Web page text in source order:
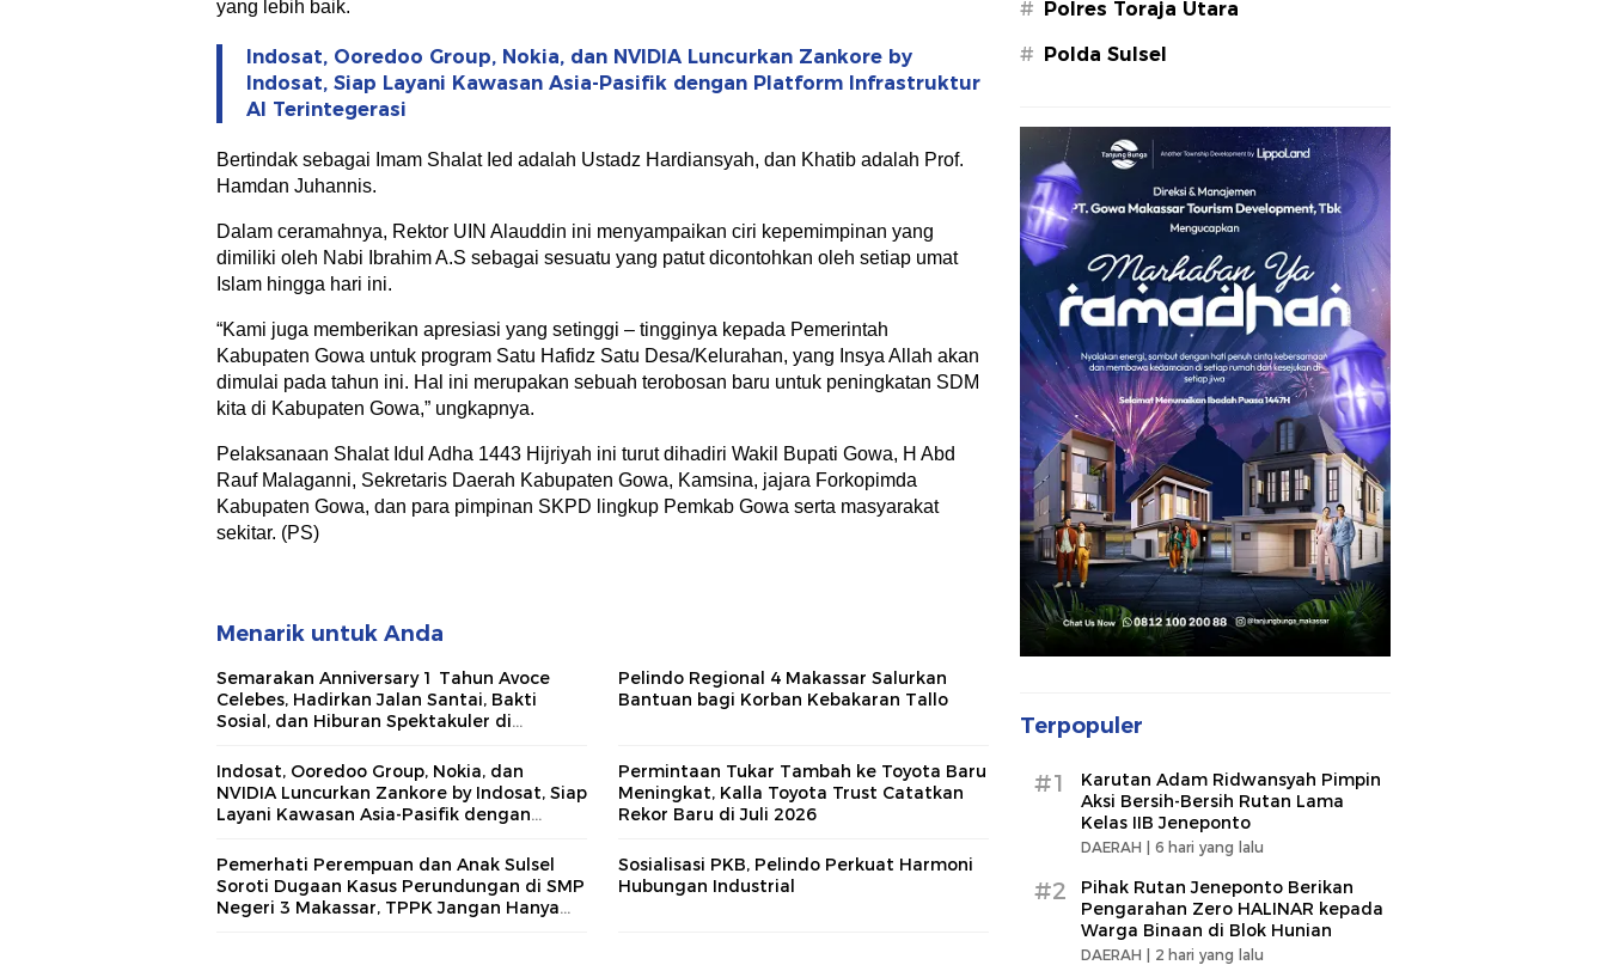
yang lebih baik.
Indosat, Ooredoo Group, Nokia, dan NVIDIA Luncurkan Zankore by
Indosat, Siap Layani Kawasan Asia-Pasifik dengan Platform Infrastruktur
AI Terintegerasi
Bertindak sebagai Imam Shalat Ied adalah Ustadz Hardiansyah, dan Khatib adalah Prof.
Hamdan Juhannis.
Dalam ceramahnya, Rektor UIN Alauddin ini menyampaikan ciri kepemimpinan yang
dimiliki oleh Nabi Ibrahim A.S sebagai sesuatu yang patut dicontohkan oleh setiap umat
Islam hingga hari ini.
“Kami juga memberikan apresiasi yang setinggi – tingginya kepada Pemerintah
Kabupaten Gowa untuk program Satu Hafidz Satu Desa/Kelurahan, yang Insya Allah akan
dimulai pada tahun ini. Hal ini merupakan sebuah terobosan baru untuk peningkatan SDM
kita di Kabupaten Gowa,” ungkapnya.
Pelaksanaan Shalat Idul Adha 1443 Hijriyah ini turut dihadiri Wakil Bupati Gowa, H Abd
Rauf Malaganni, Sekretaris Daerah Kabupaten Gowa, Kamsina, jajara Forkopimda
Kabupaten Gowa, dan para pimpinan SKPD lingkup Pemkab Gowa serta masyarakat
sekitar. (PS)
Menarik untuk Anda
Semarakan Anniversary 1 Tahun Avoce
Celebes, Hadirkan Jalan Santai, Bakti
Sosial, dan Hiburan Spektakuler di
Pelindo Regional 4 Makassar Salurkan
Bantuan bagi Korban Kebakaran Tallo
Indosat, Ooredoo Group, Nokia, dan
NVIDIA Luncurkan Zankore by Indosat, Siap
Layani Kawasan Asia-Pasifik dengan
Permintaan Tukar Tambah ke Toyota Baru
Meningkat, Kalla Toyota Trust Catatkan
Rekor Baru di Juli 2026
Pemerhati Perempuan dan Anak Sulsel
Soroti Dugaan Kasus Perundungan di SMP
Negeri 3 Makassar, TPPK Jangan Hanya
Sosialisasi PKB, Pelindo Perkuat Harmoni
Hubungan Industrial
# Polres Toraja Utara
# Polda Sulsel
Terpopuler
#1
Karutan Adam Ridwansyah Pimpin
Aksi Bersih-Bersih Rutan Lama
Kelas IIB Jeneponto
DAERAH | 6 hari yang lalu
#2
Pihak Rutan Jeneponto Berikan
Pengarahan Zero HALINAR kepada
Warga Binaan di Blok Hunian
DAERAH | 2 hari yang lalu